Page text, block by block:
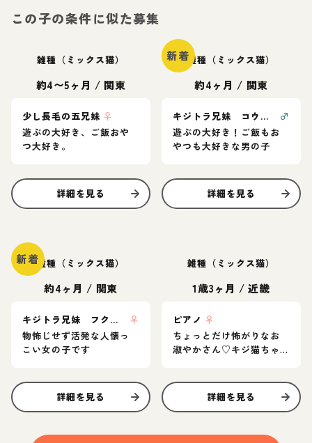
この子の条件に似た募集
雑種（ミックス猫）
約4〜5ヶ月 / 関東
少し長毛の五兄妹 ♀
遊ぶの大好き、ご飯おや
つ大好き。
詳細を見る
新着雑種（ミックス猫）
約4ヶ月 / 関東
キジトラ兄妹 コウくん
♂
遊ぶの大好き！ご飯もお
やつも大好きな男の子
詳細を見る
新着雑種（ミックス猫）
約4ヶ月 / 関東
キジトラ兄妹 フクちゃん
♀
物怖じせず活発な人懐っ
こい女の子です
詳細を見る
雑種（ミックス猫）
1歳3ヶ月 /近畿
ピアノ ♀
ちょっとだけ怖がりなお
淑やかさん♡キジ猫ちゃ
詳細を見る